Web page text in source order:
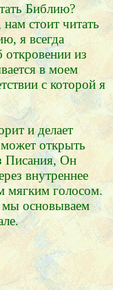
Библию?
стоит читать
я всегда
из
в моем
с которой я
и делает
открыть
Писания, Он
внутреннее
мягким голосом.
мы основываем